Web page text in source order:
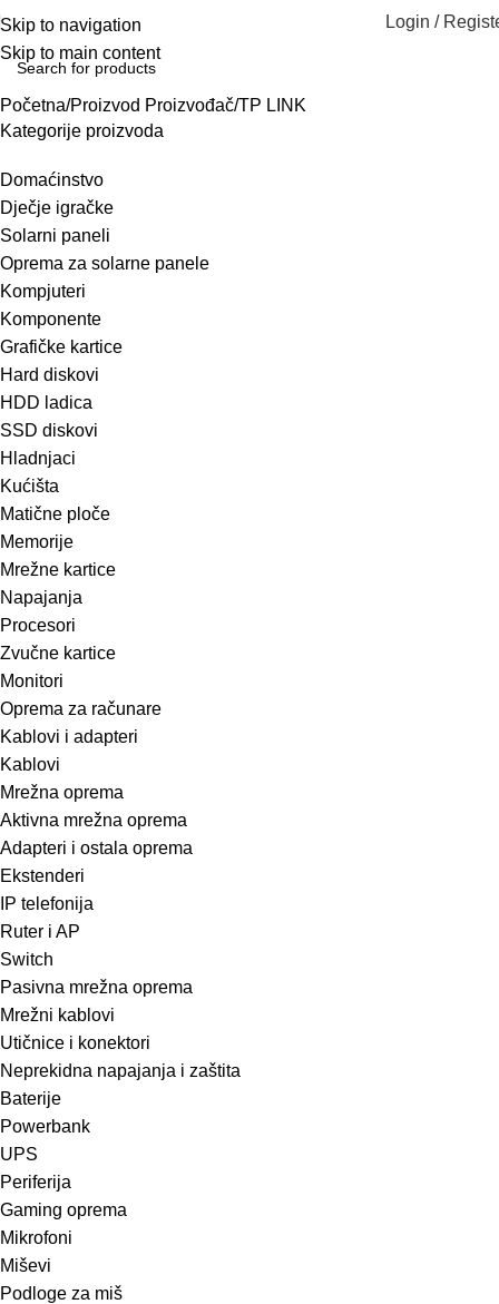
Skip to navigation
Skip to main content
Login /
Početna Proizvod Proizvođač TP LINK
Kategorije proizvoda
Domaćinstvo
Dječje igračke
Solarni paneli
Oprema za solarne panele
Kompjuteri
Komponente
Grafičke kartice
Hard diskovi
HDD ladica
SSD diskovi
Hladnjaci
Kućišta
Matične ploče
Memorije
Mrežne kartice
Napajanja
Procesori
Zvučne kartice
Monitori
Oprema za računare
Kablovi i adapteri
Kablovi
Mrežna oprema
Aktivna mrežna oprema
Adapteri i ostala oprema
Ekstenderi
IP telefonija
Ruter i AP
Switch
Pasivna mrežna oprema
Mrežni kablovi
Utičnice i konektori
Neprekidna napajanja i zaštita
Baterije
Powerbank
UPS
Periferija
Gaming oprema
Mikrofoni
Miševi
Podloge za miš